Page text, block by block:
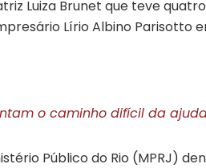
Luiza Brunet que teve
Lírio Albino Parisotto
o caminho difícil da
Público do Rio (MPRJ)